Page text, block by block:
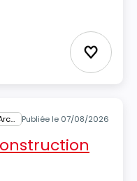
Ajouter
BTP / Matériaux de construction / Architecture Publiée le 07/08/2026